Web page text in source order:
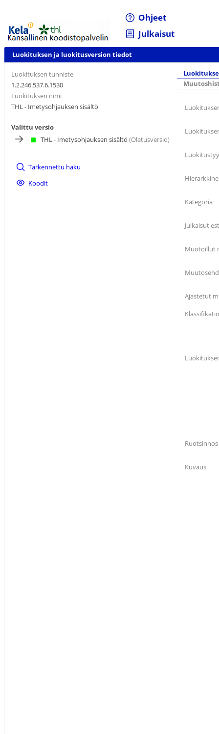
Ohjeet
Julkaisut
Luokituksen ja luokitusversion tiedot
Luokituksen tunniste
1.2.246.537.6.1530
Luokituksen nimi
THL - Imetysohjauksen sisältö
Valittu versio
THL - Imetysohjauksen sisältö (Oletusversio)
Tarkennettu haku
Koodit
Kategoria
Julkaisut
Muotoillut
Ajastetut
Ruotsinnos
Kuvaus